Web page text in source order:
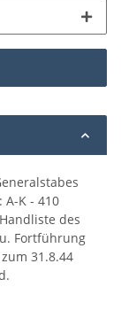
A-K - 410
des
Fortführung
31.8.44